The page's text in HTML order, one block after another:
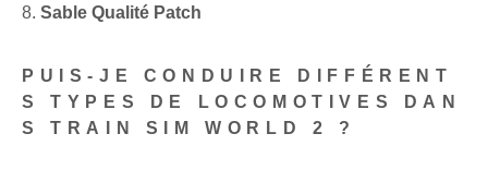
8.⁢ Sable⁣ Qualité Patch
PUIS-JE CONDUIRE DIFFÉRENT
S TYPES DE LOCOMOTIVES DAN
S ‍TRAIN ​SIM WORLD‌ 2 ?